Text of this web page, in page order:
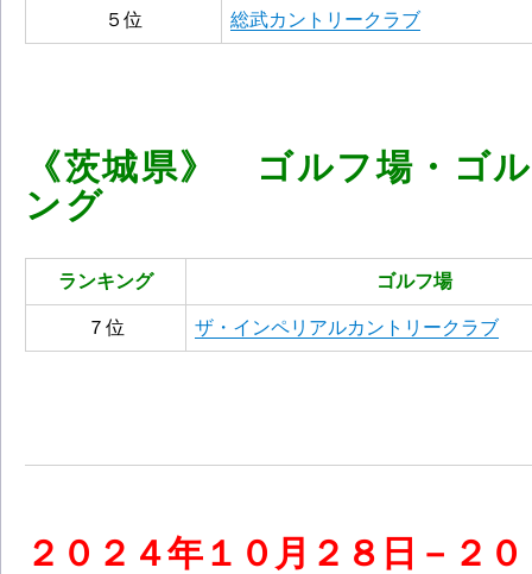
５位 総武カントリークラブ
《茨城県》 ゴルフ場・ゴ
ング
ランキング ゴルフ場
７位 ザ・インペリアルカントリークラブ
２０ ２４年１０ 月２８ 日－２